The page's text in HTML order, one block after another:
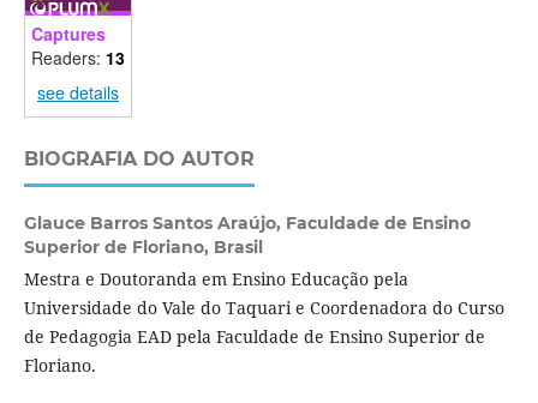
Captures
Readers: 13
see details
BIOGRAFIA DO AUTOR
Glauce Barros Santos Araújo, Faculdade de Ensino
Superior de Floriano, Brasil
Mestra e Doutoranda em Ensino Educação pela
Universidade do Vale do Taquari e Coordenadora do Curso
de Pedagogia EAD pela Faculdade de Ensino Superior de
Floriano.